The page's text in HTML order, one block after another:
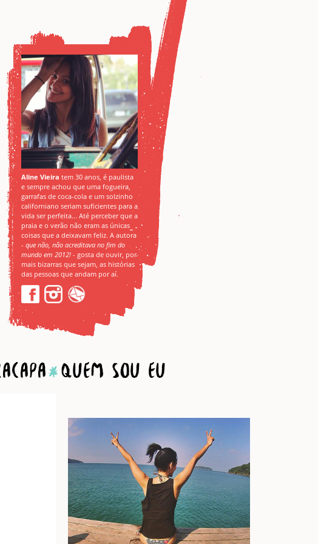
Aline Vieira tem 30 anos, é paulista
e sempre achou que uma fogueira,
garrafas de coca-cola e um solzinho
californiano seriam suficientes para a
vida ser perfeita... Até perceber que a
praia e o verão não eram as únicas
coisas que a deixavam feliz. A autora
- que não, não acreditava no fim do
mundo em 2012! - gosta de ouvir, por
mais bizarras que sejam, as histórias
das pessoas que andam por aí.